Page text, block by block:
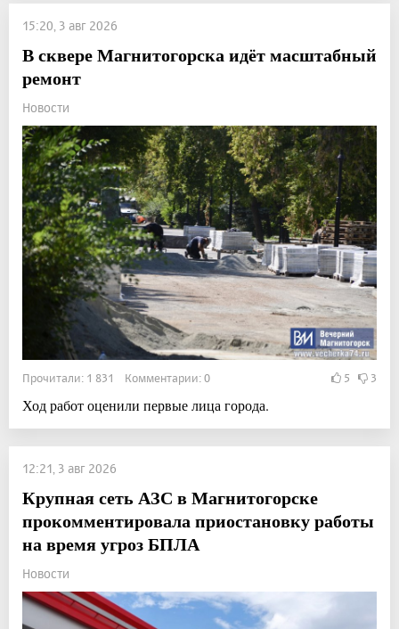
15:20, 3 авг 2026
В сквере Магнитогорска идёт масштабный
ремонт
Новости
Прочитали: 1 831 Комментарии: 0 5 3
Ход работ оценили первые лица города.
12:21, 3 авг 2026
Крупная сеть АЗС в Магнитогорске
прокомментировала приостановку работы
на время угроз БПЛА
Новости